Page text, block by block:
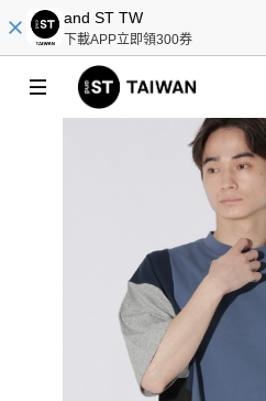
and ST TW
下載APP立即領300券